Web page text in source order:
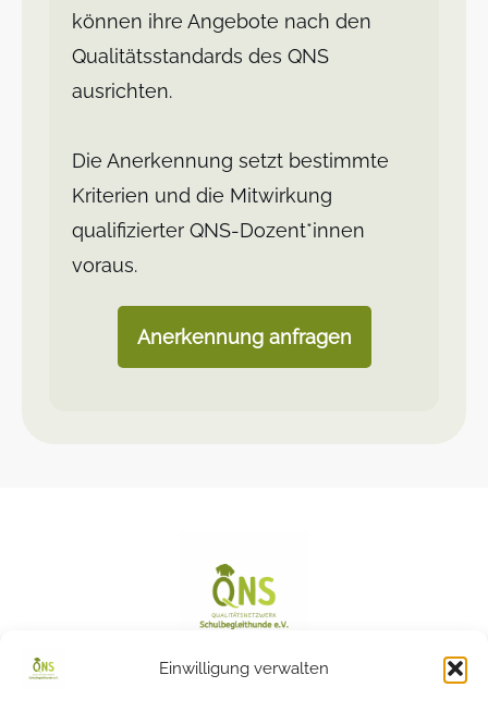
Einwilligung verwalten
können ihre Angebote nach den
Qualitätsstandards des QNS
ausrichten.
Die Anerkennung setzt bestimmte
Kriterien und die Mitwirkung
qualifizierter QNS-Dozent*innen
voraus.
Anerkennung anfragen